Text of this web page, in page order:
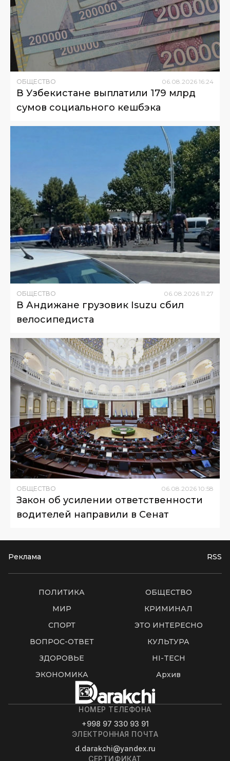
ОБЩЕСТВО 06.08.2026 16:24
В Узбекистане выплатили 179 млрд
сумов социального кешбэка
ОБЩЕСТВО 06.08.2026 11:27
В Андижане грузовик Isuzu сбил
велосипедиста
ОБЩЕСТВО 06 08 2026 10:58
Закон об усилении ответственности
водителей направили в Сенат
Реклама RSS
ПОЛИТИКА
ОБЩЕСТВО
МИР
КРИМИНАЛ
СПОРТ
ЭТО ИНТЕРЕСНО
ВОПРОС-ОТВЕТ
КУЛЬТУРА
ЗДОРОВЬЕ
HI-TECH
ЭКОНОМИКА
Архив
НОМЕР ТЕЛЕФОНА
+998 97 330 93 91
ЭЛЕКТРОННАЯ ПОЧТА
d.darakchi@yandex.ru
СЕРТИФИКАТ